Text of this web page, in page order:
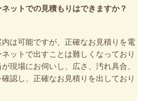
ットでの見積もりはできますか？
は可能ですが、正確なお見積りを電
ットで出すことは難しくなっており
現場にお伺いし、広さ、汚れ具合、
認し、正確なお見積りを出しており